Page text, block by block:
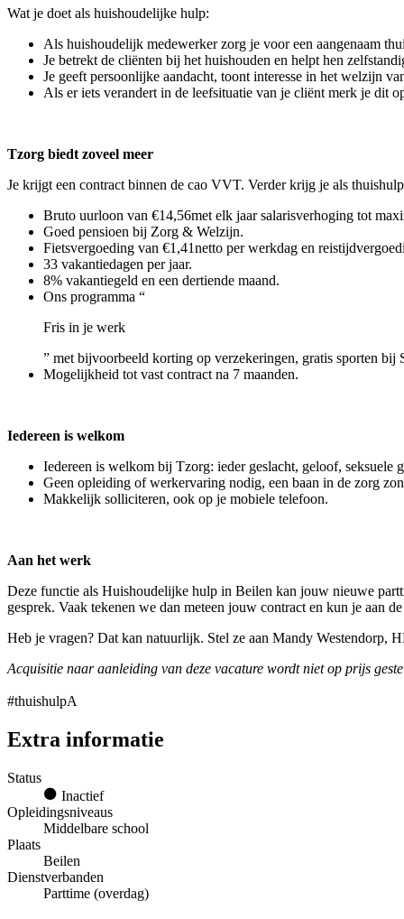
Wat je doet als huishoudelijke hulp:
Als huishoudelijk medewerker zorg je voor een aangenaam
Je betrekt de cliënten bij het huishouden en helpt hen
Je geeft persoonlijke aandacht, toont interesse in het welzijn
Als er iets verandert in de leefsituatie van je cliënt merk je dit
Tzorg biedt zoveel meer
Je krijgt een contract binnen de cao VVT. Verder krijg je als
Bruto uurloon van €14,56met elk jaar salarisverhoging tot
Goed pensioen bij Zorg & Welzijn.
Fietsvergoeding van €1,41netto per werkdag en
33 vakantiedagen per jaar.
8% vakantiegeld en een dertiende maand.
Ons programma “
Fris in je werk
” met bijvoorbeeld korting op verzekeringen, gratis sporten bij
Mogelijkheid tot vast contract na 7 maanden.
Iedereen is welkom
Iedereen is welkom bij Tzorg: ieder geslacht, geloof, seksuele
Geen opleiding of werkervaring nodig, een baan in de zorg
Makkelijk solliciteren, ook op je mobiele telefoon.
Aan het werk
Deze functie als Huishoudelijke hulp in Beilen kan jouw nieuwe
gesprek. Vaak tekenen we dan meteen jouw contract en kun je aan
Heb je vragen? Dat kan natuurlijk. Stel ze aan Mandy
Acquisitie naar aanleiding van deze vacature wordt niet op prijs
#thuishulpA
Extra informatie
Status
Inactief
Opleidingsniveaus
Middelbare school
Plaats
Beilen
Dienstverbanden
Parttime (overdag)